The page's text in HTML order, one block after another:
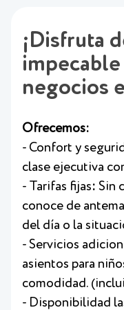
¡Disfruta
negocios
Ofrecemos:
- Confort y
clase ejecutiva
- Tarifas fijas: Sin
conoce de
del día o la
- Servicios
asientos para
comodidad.
- Disponibilidad